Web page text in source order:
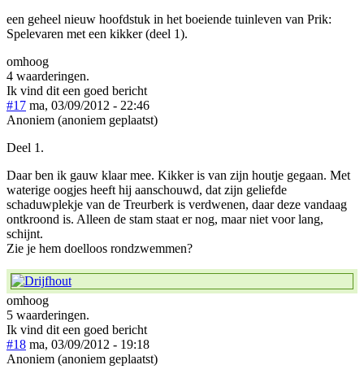
een geheel nieuw hoofdstuk in het boeiende tuinleven van Prik:
Spelevaren met een kikker (deel 1).
omhoog
4 waarderingen.
Ik vind dit een goed bericht
#17 ma, 03/09/2012 - 22:46
Anoniem (anoniem geplaatst)
Deel 1.
Daar ben ik gauw klaar mee. Kikker is van zijn houtje gegaan. Met
waterige oogjes heeft hij aanschouwd, dat zijn geliefde
schaduwplekje van de Treurberk is verdwenen, daar deze vandaag
ontkroond is. Alleen de stam staat er nog, maar niet voor lang,
schijnt.
Zie je hem doelloos rondzwemmen?
omhoog
5 waarderingen.
Ik vind dit een goed bericht
#18 ma, 03/09/2012 - 19:18
Anoniem (anoniem geplaatst)